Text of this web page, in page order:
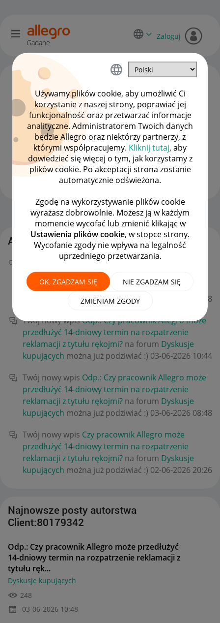
Używamy plików cookie, aby umożliwić Ci
korzystanie z naszej strony, poprawiać jej
funkcjonalność oraz przetwarzać informacje
analityczne. Administratorem Twoich danych
będzie Allegro oraz niektórzy partnerzy, z
którymi współpracujemy. Kliknij tutaj, aby
dowiedzieć się więcej o tym, jak korzystamy z
plików cookie. Po akceptacji strona zostanie
automatycznie odświeżona.
Zgodę na wykorzystywanie plików cookie
wyrażasz dobrowolnie. Możesz ją w każdym
momencie wycofać lub zmienić klikając w
Ustawienia plików cookie, w stopce strony.
Wycofanie zgody nie wpływa na legalność
uprzedniego przetwarzania.
OK, ZGADZAM SIĘ NIE ZGADZAM SIĘ
ZMIENIAM ZGODY
Gadane
Zaloguj
Client:80179342
#7 Wielbiciel
Strona Główna OPCJE
Aktywność Client:80179342
Twój nowy wpis
Odp.: Czy pracownik Allegro może
przedłużyć 14-dniowy termin na rozpatrzenie
reklamacji z tytułu rękojmi? na forumDyskusje
można już podziwiać :)
10:48
Twój nowy wpisOdp.: Czy pracownik Allegro może
przedłużyć 14-dniowy termin na rozpatrzenie
reklamacji z tytułu rękojmi? na forum Dyskusje
kupujących można już podziwiać :) ‎03-06-2026 10:44
Twój nowy wpis Odp.: Czy pracownik Allegro może
przedłużyć 14-dniowy termin na rozpatrzenie
reklamacji z tytułu rękojmi? na forum Dyskusje
kupujących można już podziwiać :) ‎03-06-2026 08:48
Twój nowy wpis Czy pracownik Allegro może
przedłużyć 14-dniowy termin na rozpatrzenie
reklamacji z tytułu rękojmi? na forum Dyskusje
kupujących można już podziwiać :) ‎02-06-2026 20:26
Najnowsze posty autorstwa
Client:80179342
Odp.: Czy pracownik Allegro może przedłużyć
14-dniowy termin na rozpatrzenie reklamacji z
tytułu ręk...
Dyskusje kupujących
248
‎03-06-2026 10:48